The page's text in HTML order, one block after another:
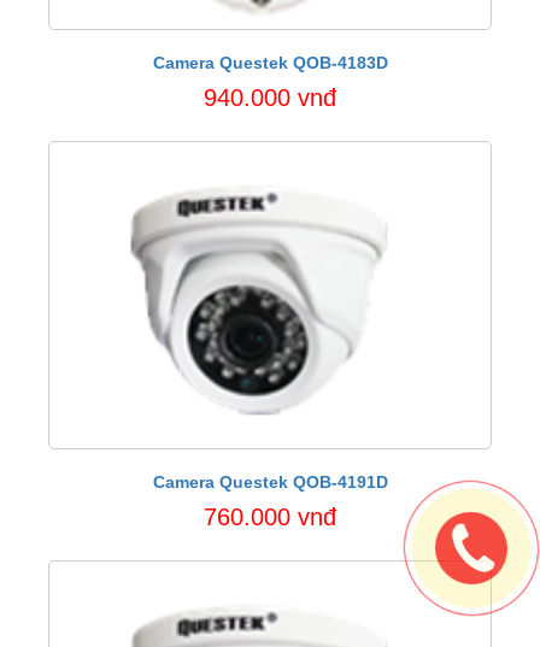
Camera Questek QOB-4183D
940.000 vnđ
Camera Questek QOB-4191D
760.000 vnđ